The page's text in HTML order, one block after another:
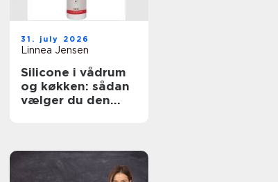
31. july 2026
Linnea Jensen
Silicone i vådrum
og køkken: sådan
vælger du den